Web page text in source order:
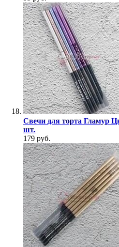
Свечи для торта Гламур
шт.
179 руб.